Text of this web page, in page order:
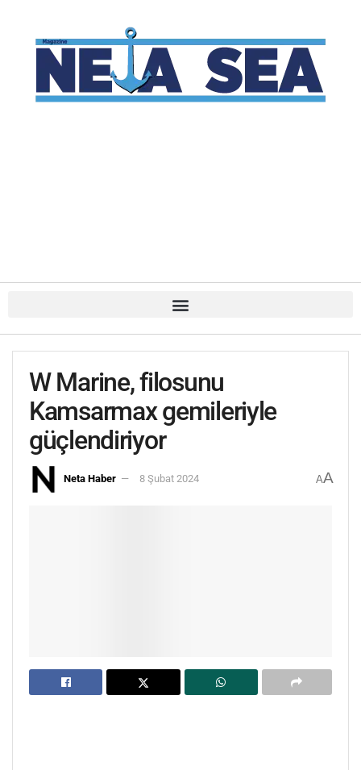
W Marine, filosunu
Kamsarmax gemileriyle
güçlendiriyor
Neta Haber 8 Şubat 2024 AA